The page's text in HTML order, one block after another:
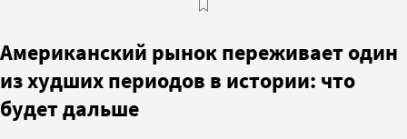
Американский рынок переживает один
из худших периодов в истории: что
будет дальше